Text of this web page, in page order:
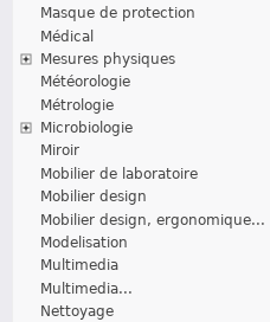
Masque de protection
Médical
Mesures physiques
Météorologie
Métrologie
Microbiologie
Miroir
Mobilier de laboratoire
Mobilier design
Mobilier design, ergonomique...
Modelisation
Multimedia
Multimedia...
Nettoyage